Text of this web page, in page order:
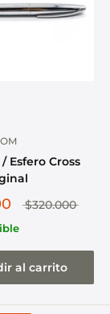
Esfero Cross
$320.000
al carrito